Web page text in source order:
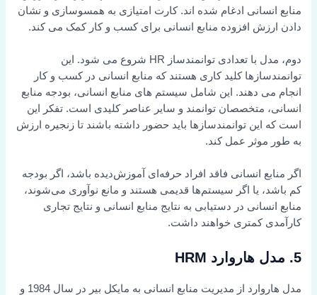
منابع انسانی ادغام شده اند. کارت امتیازی به همسوسازی و نشان
دادن ارزش افزوده منابع انسانی برای کسب و کار کمک می کند.
دوم، مدل با تعدادی توانمندساز HR شروع می شود. این
توانمندسازها کلید کاری هستند که منابع انسانی در کسب و کار
انجام می دهند. این شامل سیستم های منابع انسانی، بودجه منابع
انسانی، متخصصان توانمند و سایر عناصر کلیدی است. تفکر این
است که این توانمندسازها باید حضور داشته باشند تا زنجیره ارزش
به طور موثر عمل کند.
اگر منابع انسانی فاقد افراد حرفه‌ای آموزش‌دیده باشد، اگر بودجه
کم باشد، یا اگر سیستم‌ها قدیمی هستند و مانع نوآوری می‌شوند،
منابع انسانی در دستیابی به نتایج منابع انسانی و نتایج تجاری
کارآمدی کمتری خواهند داشت.
5. مدل هاروارد HRM
مدل هاروارد از مدیریت منابع انسانی به مایکل بیر در سال 1984 و